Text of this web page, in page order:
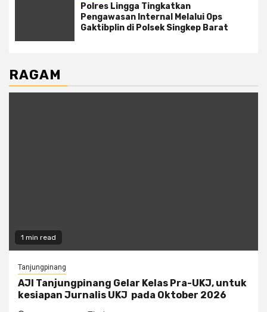
Polres Lingga Tingkatkan
Pengawasan Internal Melalui Ops
Gaktibplin di Polsek Singkep Barat
RAGAM
1 min read
Tanjungpinang
AJI Tanjungpinang Gelar Kelas Pra-UKJ, untuk
kesiapan Jurnalis UKJ pada Oktober 2026